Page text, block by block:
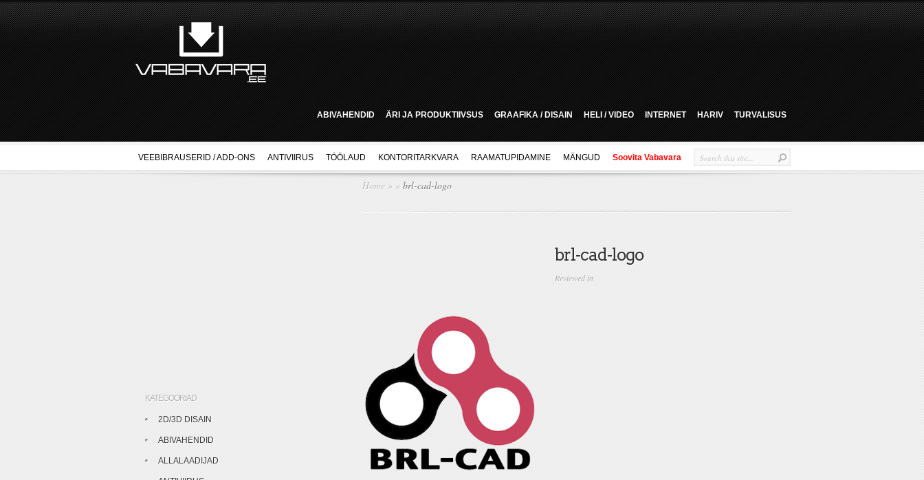
ABIVAHENDID ÄRI JA PRODUKTIIVSUS GRAAFIKA / DISAIN HELI / VIDEO INTERNET HARIV TURVALISUS
VEEBIBRAUSERID / ADD-ONS ANTIVIIRUS TÖÖLAUD KONTORITARKVARA RAAMATUPIDAMINE MÄNGUD Soovita Vabavara
Home » » brl-cad-logo
brl-cad-logo
Reviewed in
KATEGOORIAD
2D/3D DISAIN
ABIVAHENDID
ALLALAADIJAD